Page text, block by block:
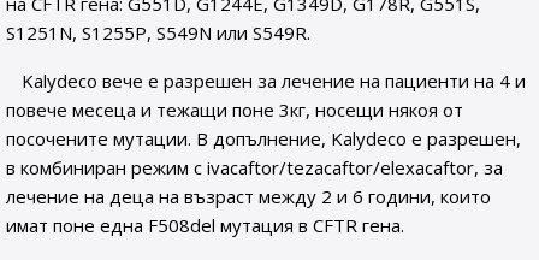
S1251N, S1255P, S549N или S549R.
Kalydeco вече е разрешен за лечение на пациенти на 4 и
повече месеца и тежащи поне 3кг, носещи някоя от
посочените мутации. В допълнение, Kalydeco е разрешен,
в комбиниран режим с ivacaftor/tezacaftor/elexacaftor, за
лечение на деца на възраст между 2 и 6 години, които
имат поне една F508del мутация в CFTR гена.